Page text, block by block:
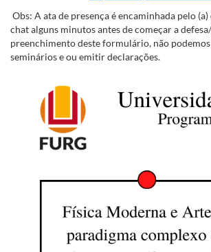
Obs: A ata de presença é encaminhada pelo
chat alguns minutos antes de começar a
preenchimento deste formulário, não
seminários e ou emitir declarações.